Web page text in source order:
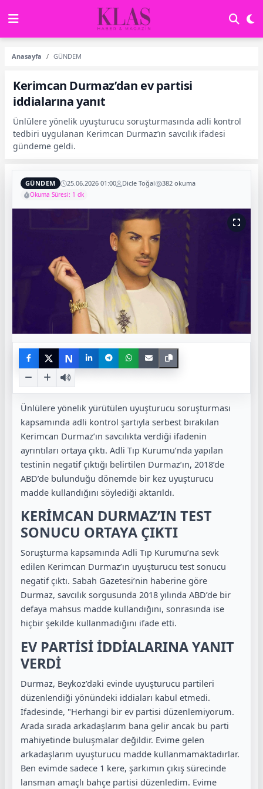
Anasayfa GÜNDEM
Kerimcan Durmaz’dan ev partisi
iddialarına yanıt
Ünlülere yönelik uyuşturucu soruşturmasında adli kontrol
tedbiri uygulanan Kerimcan Durmaz’ın savcılık ifadesi
gündeme geldi.
GÜNDEM 25.06.2026 01:00 Dicle Toğal 382 okuma
Okuma Süresi: 1 dk
N
Ünlülere yönelik yürütülen uyuşturucu soruşturması
kapsamında adli kontrol şartıyla serbest bırakılan
Kerimcan Durmaz’ın savcılıkta verdiği ifadenin
ayrıntıları ortaya çıktı. Adli Tıp Kurumu’nda yapılan
testinin negatif çıktığı belirtilen Durmaz’ın, 2018’de
ABD’de bulunduğu dönemde bir kez uyuşturucu
madde kullandığını söylediği aktarıldı.
KERİMCAN DURMAZ’IN TEST
SONUCU ORTAYA ÇIKTI
Soruşturma kapsamında Adli Tıp Kurumu’na sevk
edilen Kerimcan Durmaz’ın uyuşturucu test sonucu
negatif çıktı. Sabah Gazetesi’nin haberine göre
Durmaz, savcılık sorgusunda 2018 yılında ABD’de bir
defaya mahsus madde kullandığını, sonrasında ise
hiçbir şekilde kullanmadığını ifade etti.
EV PARTİSİ İDDİALARINA YANIT
VERDİ
Durmaz, Beykoz’daki evinde uyuşturucu partileri
düzenlendiği yönündeki iddiaları kabul etmedi.
İfadesinde, "Herhangi bir ev partisi düzenlemiyorum.
Arada sırada arkadaşlarım bana gelir ancak bu parti
mahiyetinde buluşmalar değildir. Evime gelen
arkadaşlarım uyuşturucu madde kullanmamaktadırlar.
Ben evimde sadece 1 kere, şarkımın çıkış sürecinde
lansman amaçlı bahçe partisi düzenledim. Evime